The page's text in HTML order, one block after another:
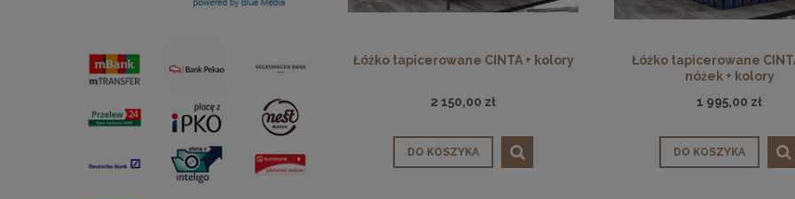
Łóżko tapicerowane CINTA + kolory
2 150,00 zł
DO KOSZYKA
Łóżko tapicerowane
nóżek + kolory
1 995,00 zł
DO KOSZYKA